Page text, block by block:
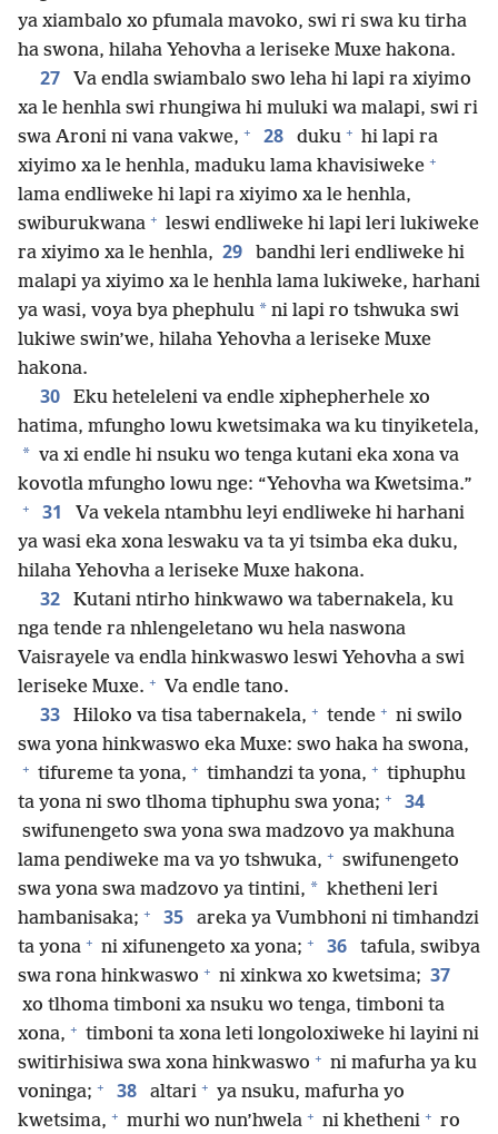
ya xiambalo xo pfumala mavoko, swi ri swa ku tirha
ha swona, hilaha Yehovha a leriseke Muxe hakona.
27
Va endla swiambalo swo leha hi lapi ra xiyimo
xa le henhla swi rhungiwa hi muluki wa malapi, swi ri
swa Aroni ni vana vakwe, + 28 duku + hi lapi ra
xiyimo xa le henhla, maduku lama khavisiweke +
lama endliweke hi lapi ra xiyimo xa le henhla,
swiburukwana + leswi endliweke hi lapi leri lukiweke
ra xiyimo xa le henhla, 29
bandhi leri endliweke hi
malapi ya xiyimo xa le henhla lama lukiweke, harhani
ya wasi, voya bya phephulu * ni lapi ro tshwuka swi
lukiwe swin’we, hilaha Yehovha a leriseke Muxe
hakona.
30
Eku heteleleni va endle xiphepherhele xo
hatima, mfungho lowu kwetsimaka wa ku tinyiketela,
* va xi endle hi nsuku wo tenga kutani eka xona va
kovotla mfungho lowu nge: “Yehovha wa Kwetsima.”
+ 31
Va vekela ntambhu leyi endliweke hi harhani
ya wasi eka xona leswaku va ta yi tsimba eka duku,
hilaha Yehovha a leriseke Muxe hakona.
32
Kutani ntirho hinkwawo wa tabernakela, ku
nga tende ra nhlengeletano wu hela naswona
Vaisrayele va endla hinkwaswo leswi Yehovha a swi
leriseke Muxe. + Va endle tano.
33 Hiloko va tisa tabernakela, + tende + ni swilo
swa yona hinkwaswo eka Muxe: swo haka ha swona,
+ tifureme ta yona, + timhandzi ta yona, + tiphuphu
ta yona ni swo tlhoma tiphuphu swa yona; + 34
swifunengeto swa yona swa madzovo ya makhuna
lama pendiweke ma va yo tshwuka, + swifunengeto
swa yona swa madzovo ya tintini, * khetheni leri
hambanisaka; + 35
areka ya Vumbhoni ni timhandzi
ta yona + ni xifunengeto xa yona; + 36
tafula, swibya
swa rona hinkwaswo + ni xinkwa xo kwetsima; 37
xo tlhoma timboni xa nsuku wo tenga, timboni ta
xona, + timboni ta xona leti longoloxiweke hi layini ni
switirhisiwa swa xona hinkwaswo + ni mafurha ya ku
voninga; + 38 altari + ya nsuku, mafurha yo
kwetsima, + murhi wo nun’hwela + ni khetheni + ro